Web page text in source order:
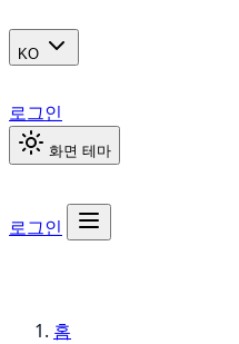
KO
로그인
화면 테마
로그인
홈